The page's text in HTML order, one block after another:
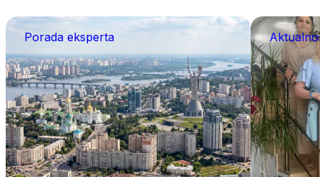
Porada eksperta